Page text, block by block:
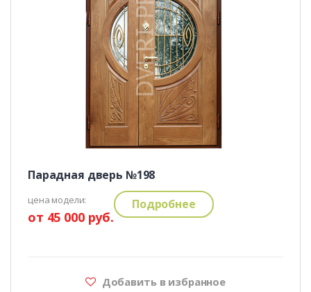
Парадная дверь №198
цена модели:
от 45 000 руб.
Подробнее
Добавить в избранное